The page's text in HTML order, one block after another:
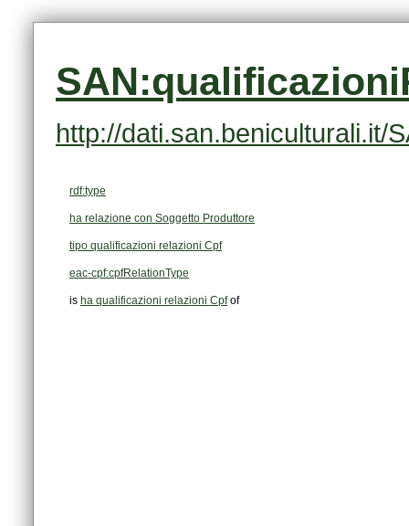
http://dati.san.beniculturali.it/
rdf:type
ha relazione con Soggetto Produttore
tipo qualificazioni relazioni Cpf
eac-cpf:cpfRelationType
is ha qualificazioni relazioni Cpfof